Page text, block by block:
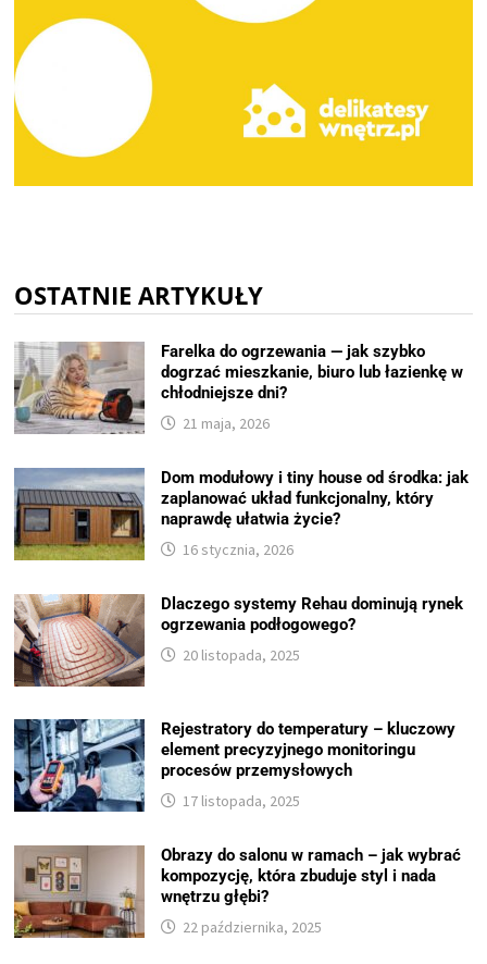
OSTATNIE ARTYKUŁY
Farelka do ogrzewania — jak szybko
dogrzać mieszkanie, biuro lub łazienkę w
chłodniejsze dni?
21 maja, 2026
Dom modułowy i tiny house od środka: jak
zaplanować układ funkcjonalny, który
naprawdę ułatwia życie?
16 stycznia, 2026
Dlaczego systemy Rehau dominują rynek
ogrzewania podłogowego?
20 listopada, 2025
Rejestratory do temperatury – kluczowy
element precyzyjnego monitoringu
procesów przemysłowych
17 listopada, 2025
Obrazy do salonu w ramach – jak wybrać
kompozycję, która zbuduje styl i nada
wnętrzu głębi?
22 października, 2025